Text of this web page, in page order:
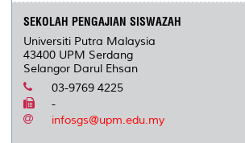
SEKOLAH PENGAJIAN SISWAZAH
Universiti Putra Malaysia
43400 UPM Serdang
Selangor Darul Ehsan
03-9769 4225
-
infosgs@upm.edu.my